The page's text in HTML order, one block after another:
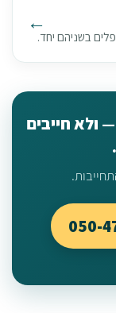
בשניהם יחד.
ולא חייבים